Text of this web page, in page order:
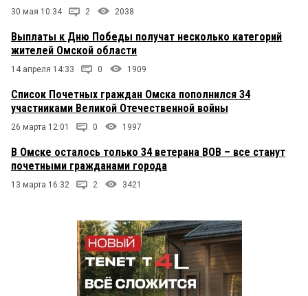
30 мая 10:34 2 2038
Выплаты к Дню Победы получат несколько категорий
жителей Омской области
14 апреля 14:33 0 1909
Список Почетных граждан Омска пополнился 34
участниками Великой Отечественной войны
26 марта 12:01 0 1997
В Омске осталось только 34 ветерана ВОВ – все станут
почетными гражданами города
13 марта 16:32 2 3421